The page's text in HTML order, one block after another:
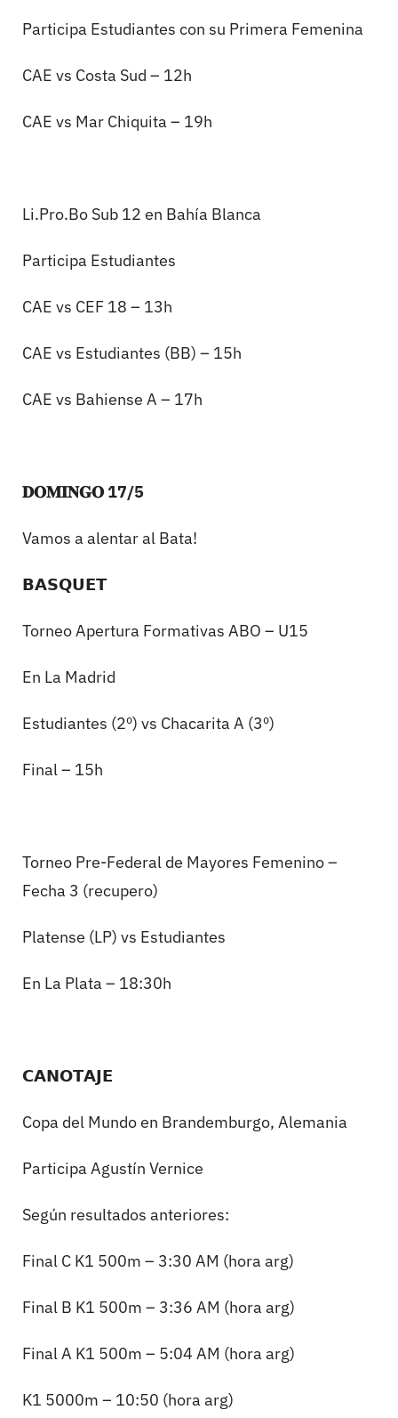
Participa Estudiantes con su Primera Femenina
CAE vs Costa Sud – 12h
CAE vs Mar Chiquita – 19h
Li.Pro.Bo Sub 12 en Bahía Blanca
Participa Estudiantes
CAE vs CEF 18 – 13h
CAE vs Estudiantes (BB) – 15h
CAE vs Bahiense A – 17h
𝐃𝐎𝐌𝐈𝐍𝐆𝐎 17/5
Vamos a alentar al Bata!
𝗕𝗔𝗦𝗤𝗨𝗘𝗧
Torneo Apertura Formativas ABO – U15
En La Madrid
Estudiantes (2º) vs Chacarita A (3º)
Final – 15h
Torneo Pre-Federal de Mayores Femenino –
Fecha 3 (recupero)
Platense (LP) vs Estudiantes
En La Plata – 18:30h
𝗖𝗔𝗡𝗢𝗧𝗔𝗝𝗘
Copa del Mundo en Brandemburgo, Alemania
Participa Agustín Vernice
Según resultados anteriores:
Final C K1 500m – 3:30 AM (hora arg)
Final B K1 500m – 3:36 AM (hora arg)
Final A K1 500m – 5:04 AM (hora arg)
K1 5000m – 10:50 (hora arg)